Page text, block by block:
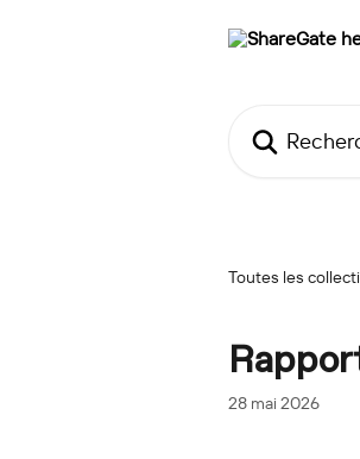
Toutes les
28 mai 2026